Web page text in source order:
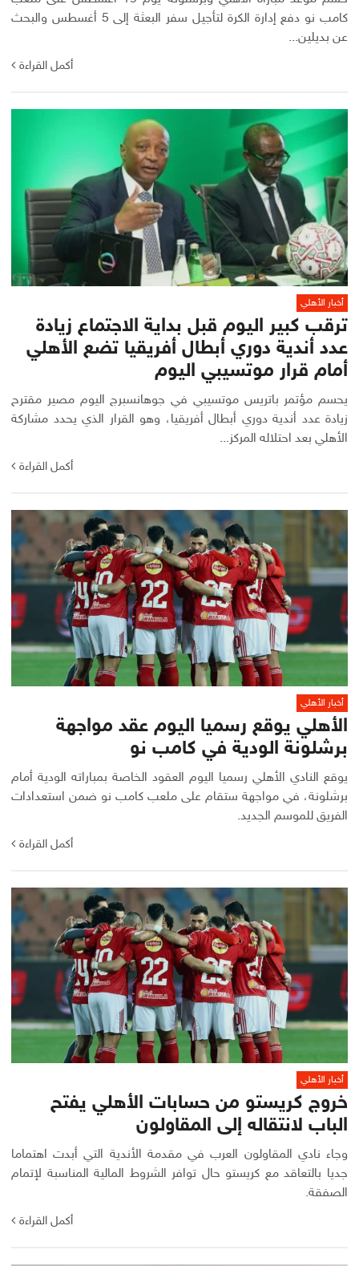
كامب نو دفع إدارة الكرة لتأجيل سفر البعثة إلى 5 أغسطس والبحث
عن بديلين...
أكمل القراءة
أخبار الأهلي
ترقب كبير اليوم قبل بداية الاجتماع زيادة
عدد أندية دوري أبطال أفريقيا تضع الأهلي
أمام قرار موتسيبي اليوم
يحسم مؤتمر باتريس موتسيبي في جوهانسبرج اليوم مصير مقترح
زيادة عدد أندية دوري أبطال أفريقيا، وهو القرار الذي يحدد مشاركة
الأهلي بعد احتلاله المركز...
أكمل القراءة
أخبار الأهلي
الأهلي يوقع رسميا اليوم عقد مواجهة
برشلونة الودية في كامب نو
يوقع النادي الأهلي رسميا اليوم العقود الخاصة بمباراته الودية أمام
برشلونة، في مواجهة ستقام على ملعب كامب نو ضمن استعدادات
الفريق للموسم الجديد.
أكمل القراءة
أخبار الأهلي
خروج كريستو من حسابات الأهلي يفتح
الباب لانتقاله إلى المقاولون
وجاء نادي المقاولون العرب في مقدمة الأندية التي أبدت اهتماما
جديا بالتعاقد مع كريستو حال توافر الشروط المالية المناسبة لإتمام
الصفقة.
أكمل القراءة